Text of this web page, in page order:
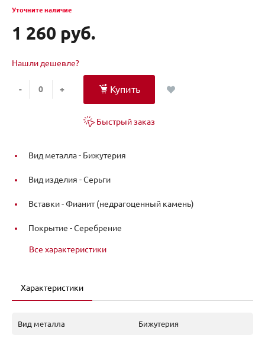
Уточните наличие
1 260 руб.
Нашли дешевле?
- + Купить
Быстрый заказ
Вид металла - Бижутерия
Вид изделия -Серьги
Вставки -Фианит (недрагоценный камень)
Покрытие -Серебрение
Все характеристики
Характеристики
Вид металла Бижутерия